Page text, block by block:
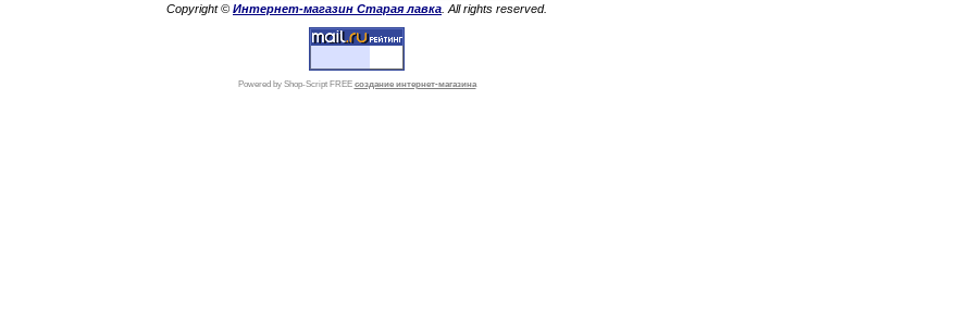
Copyright © Интернет-магазин Старая лавка . All rights reserved.
Powered by Shop-Script FREE создание интернет-магазина